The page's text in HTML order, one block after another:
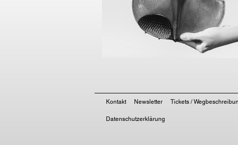
Kontakt Newsletter Tickets /
Datenschutzerklärung